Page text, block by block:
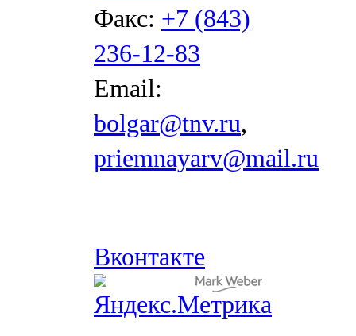
Факс: +7 (843)
236-12-83
Email:
bolgar@tnv.ru,
priemnayarv@mail.ru
Вконтакте